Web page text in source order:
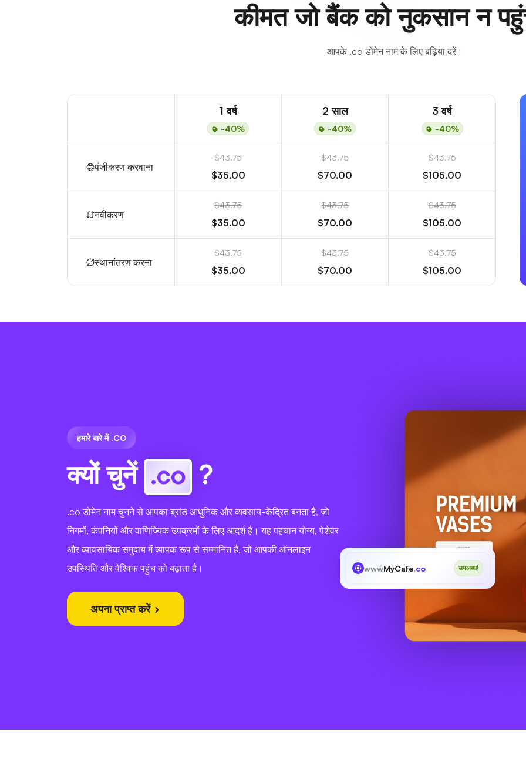
कीमत जो बैंक को नुकसान न
आपके .co डोमेन नाम के लिए बढ़िया दरें।
1 वर्ष
-40%
2 साल
-40%
3 वर्ष
-40%
पंजीकरण करवाना
$43.75
$35.00
$43.75
$70.00
$43.75
$105.00
नवीकरण
$43.75
$35.00
$43.75
$70.00
$43.75
$105.00
स्थानांतरण करना
$43.75
$35.00
$43.75
$70.00
$43.75
$105.00
हमारे बारे में .CO
क्यों चुनें .co ?
.co डोमेन नाम चुनने से आपका ब्रांड आधुनिक और व्यवसाय-केंद्रित बनता है, जो
निगमों, कंपनियों और वाणिज्यिक उपक्रमों के लिए आदर्श है। यह पहचान योग्य, पेशेवर
और व्यावसायिक समुदाय में व्यापक रूप से सम्मानित है, जो आपकी ऑनलाइन
उपस्थिति और वैश्विक पहुंच को बढ़ाता है।
अपना प्राप्त करें
wwwMyCafe.co उपलब्ध!